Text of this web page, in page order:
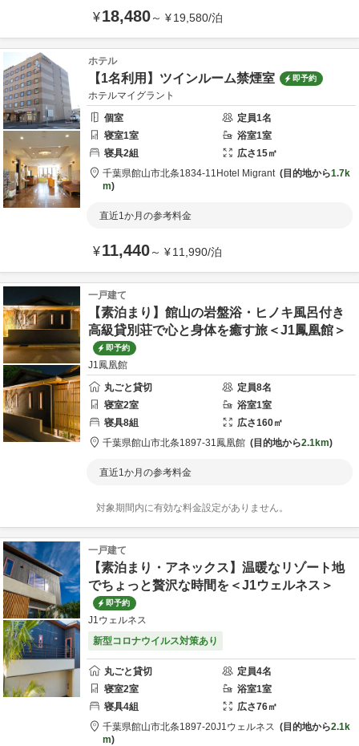
¥18,480～ ¥19,580/泊
ホテル
【1名利用】ツインルーム禁煙室 即予約
ホテルマイグラント
個室
定員1名
寝室1室 浴室1室
寝具2組 広さ15㎡
千葉県館山市北条1834‐11 Hotel Migrant 目的地から1.7k
m
直近1か月の参考料金
¥11,440～ ¥11,990/泊
一戸建て
【素泊まり】館山の岩盤浴・ヒノキ風呂付き
高級貸別荘で心と身体を癒す旅＜J1鳳凰館＞
即予約
J1鳳凰館
丸ごと貸切
定員8名
寝室2室 浴室1室
寝具8組 広さ160㎡
千葉県館山市北条1897-31鳳凰館 目的地から2.1km
直近1か月の参考料金
対象期間内に有効な料金設定がありません。
一戸建て
【素泊まり・アネックス】温暖なリゾート地
でちょっと贅沢な時間を＜J1ウェルネス＞
即予約
J1ウェルネス
新型コロナウイルス対策あり
丸ごと貸切 定員4名
寝室2室 浴室1室
寝具4組 広さ76㎡
千葉県館山市北条1897-20J1ウェルネス 目的地から2.1k
m